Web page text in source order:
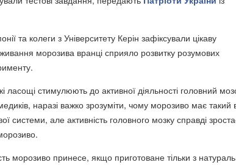
та колеги з Університету Керін зафіксували цікаву
морозива вранці сприяло розвитку розумових
ласощі стимулюють до активної діяльності головний
наразі важко зрозуміти, чому морозиво має такий
системи, але активність головного мозку справді
морозиво принесе, якщо приготоване тільки з